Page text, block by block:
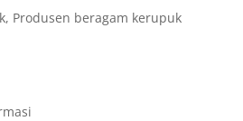
Produsen beragam kerupuk